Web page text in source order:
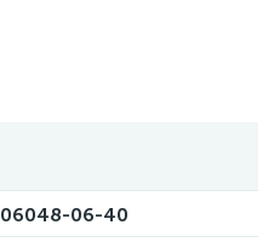
06048-06-40